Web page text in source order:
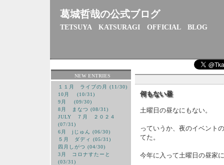
葛城哲哉の公式ブログ
TETSUYA KATSURAGI OFFICIAL BLOG
NEW ENTRIES
１１月 ライブの月 (11/30)
10月 (10/31)
9月 (09/30)
8月 まなつ (08/31)
JULY ７月 ２０２４
(07/31)
6月 jじゅん (06/30)
５月 ダディ (05/31)
四月しがつ (04/30)
3月 コロナすたーと
(03/31)
何もない昼
土曜日の昼なにもない。
っていうか、夜のイベント
てた。
今年に入って土曜日の昼家